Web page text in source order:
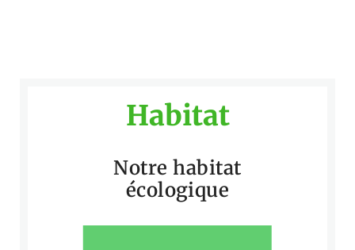
Habitat
Notre habitat
écologique